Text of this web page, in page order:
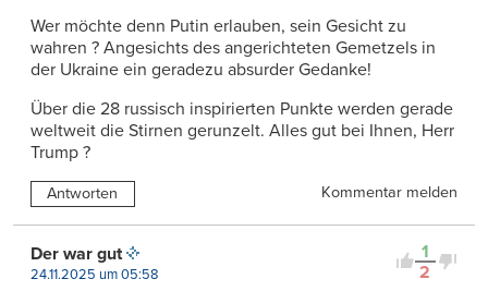
Wer möchte denn Putin erlauben, sein Gesicht zu
wahren ? Angesichts des angerichteten Gemetzels in
der Ukraine ein geradezu absurder Gedanke!
Über die 28 russisch inspirierten Punkte werden gerade
weltweit die Stirnen gerunzelt. Alles gut bei Ihnen, Herr
Trump ?
Antworten Kommentar melden
1
2
Der war gut
24.11.2025 um 05:58